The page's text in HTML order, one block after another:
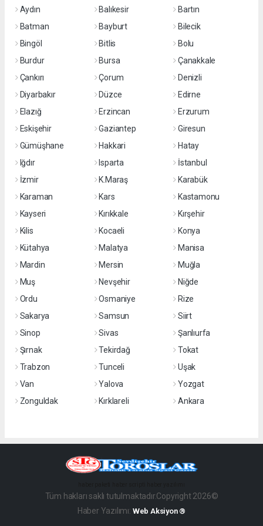
Aydın
Balıkesir
Bartın
Batman
Bayburt
Bilecik
Bingöl
Bitlis
Bolu
Burdur
Bursa
Çanakkale
Çankırı
Çorum
Denizli
Diyarbakır
Düzce
Edirne
Elazığ
Erzincan
Erzurum
Eskişehir
Gaziantep
Giresun
Gümüşhane
Hakkari
Hatay
Iğdır
Isparta
İstanbul
İzmir
K.Maraş
Karabük
Karaman
Kars
Kastamonu
Kayseri
Kırıkkale
Kırşehir
Kilis
Kocaeli
Konya
Kütahya
Malatya
Manisa
Mardin
Mersin
Muğla
Muş
Nevşehir
Niğde
Ordu
Osmaniye
Rize
Sakarya
Samsun
Siirt
Sinop
Sivas
Şanlıurfa
Şırnak
Tekirdağ
Tokat
Trabzon
Tunceli
Uşak
Van
Yalova
Yozgat
Zonguldak
Kırklareli Ankara
Tüm hakları saklı tutulmaktadır.Copyright 2026©
Haber Yazılımı: Web Aksiyon ®